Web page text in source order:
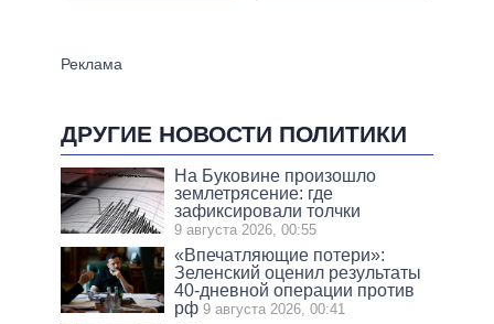
ДРУГИЕ НОВОСТИ ПОЛИТИКИ
На Буковине произошло
землетрясение: где
зафиксировали толчки
9 августа 2026, 00:55
«Впечатляющие потери»:
Зеленский оценил результаты
40-дневной операции против
рф 9 августа 2026, 00:41